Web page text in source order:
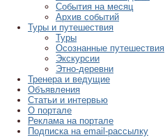
События на месяц
Архив событий
Туры и путешествия
Туры
Осознанные путешествия
Экскурсии
Этно-деревни
Тренера и ведущие
Объявления
Статьи и интервью
О портале
Реклама на портале
Подписка на email-рассылку